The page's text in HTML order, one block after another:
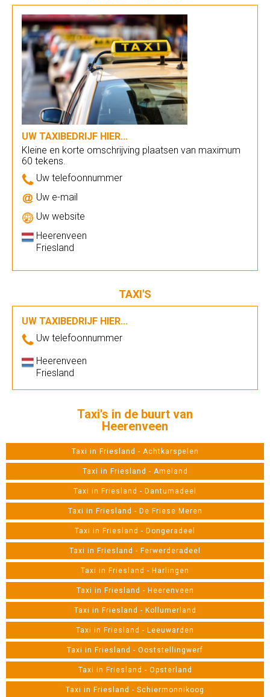
UW TAXIBEDRIJF HIER...
Kleine en korte omschrijving plaatsen van maximum
60 tekens.
Uw telefoonnummer
Uw e-mail
Uw website
Heerenveen
Friesland
TAXI'S
UW TAXIBEDRIJF HIER...
Uw telefoonnummer
Heerenveen
Friesland
Taxi's in de buurt van
Heerenveen
Taxi in Friesland - Achtkarspelen
Taxi in Friesland - Ameland
Taxi in Friesland - Dantumadeel
Taxi in Friesland - De Friese Meren
Taxi in Friesland - Dongeradeel
Taxi in Friesland - Ferwerderadeel
Taxi in Friesland - Harlingen
Taxi in Friesland - Heerenveen
Taxi in Friesland - Kollumerland
Taxi in Friesland - Leeuwarden
Taxi in Friesland - Ooststellingwerf
Taxi in Friesland - Opsterland
Taxi in Friesland - Schiermonnikoog